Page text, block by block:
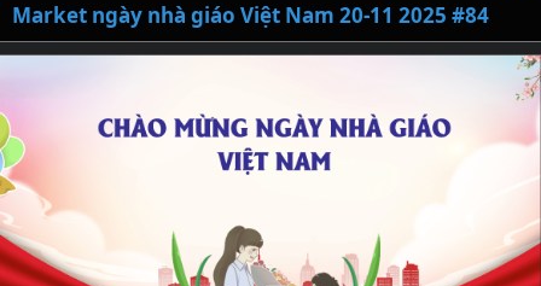
Market ngày nhà giáo Việt Nam 20-11 2025 #84